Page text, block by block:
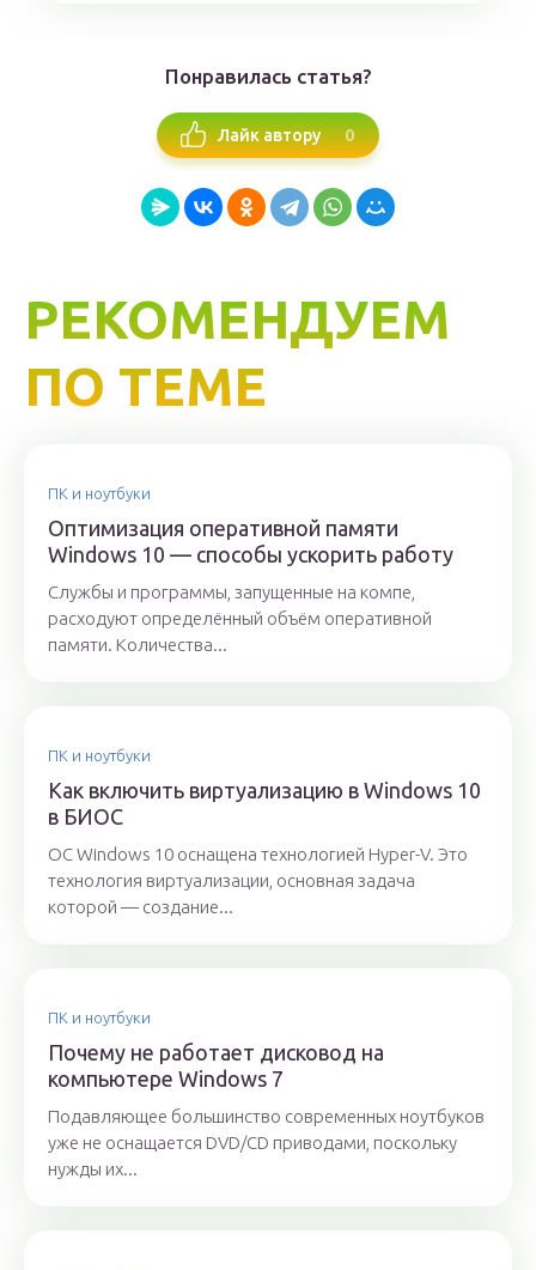
Понравилась статья?
Лайк автору 0
РЕКОМЕНДУЕМ
ПО ТЕМЕ
ПК и ноутбуки
Оптимизация оперативной памяти
Windows 10 — способы ускорить работу
Службы и программы, запущенные на компе,
расходуют определённый объём оперативной
памяти. Количества...
ПК и ноутбуки
Как включить виртуализацию в Windows 10
в БИОС
ОС Windows 10 оснащена технологией Hyper-V. Это
технология виртуализации, основная задача
которой — создание...
ПК и ноутбуки
Почему не работает дисковод на
компьютере Windows 7
Подавляющее большинство современных ноутбуков
уже не оснащается DVD/CD приводами, поскольку
нужды их...